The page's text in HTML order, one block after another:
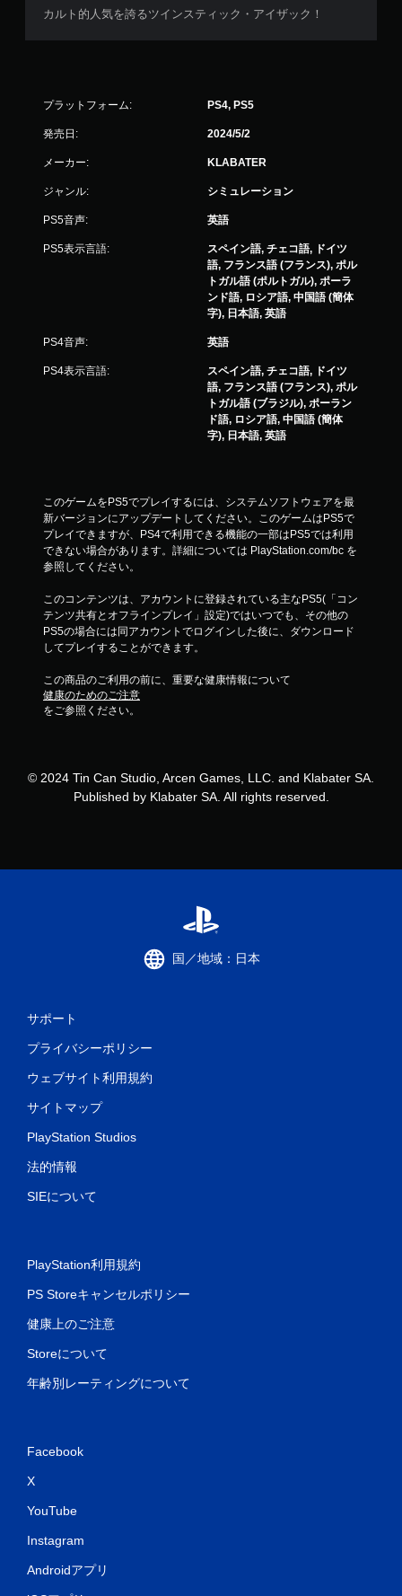
カルト的人気を誇るツインスティック・アイザック！
プラットフォーム: PS4, PS5
発売日: 2024/5/2
メーカー: KLABATER
ジャンル: シミュレーション
PS5音声: 英語
PS5表示言語:
スペイン語, チェコ語, ドイツ
語, フランス語 (フランス), ポル
トガル語 (ポルトガル), ポーラ
ンド語, ロシア語, 中国語 (簡体
字), 日本語, 英語
PS4音声: 英語
PS4表示言語:
スペイン語, チェコ語, ドイツ
語, フランス語 (フランス), ポル
トガル語 (ブラジル), ポーラン
ド語, ロシア語, 中国語 (簡体
字), 日本語, 英語
このゲームをPS5でプレイするには、システムソフトウェアを最
新バージョンにアップデートしてください。このゲームはPS5で
プレイできますが、PS4で利用できる機能の一部はPS5では利用
できない場合があります。詳細については PlayStation.com/bc を
参照してください。
このコンテンツは、アカウントに登録されている主なPS5(「コン
テンツ共有とオフラインプレイ」設定)ではいつでも、その他の
PS5の場合には同アカウントでログインした後に、ダウンロード
してプレイすることができます。
この商品のご利用の前に、重要な健康情報について
健康のためのご注意
をご参照ください。
© 2024 Tin Can Studio, Arcen Games, LLC. and Klabater SA.
Published by Klabater SA. All rights reserved.
国／地域：日本
サポート
プライバシーポリシー
ウェブサイト利用規約
サイトマップ
PlayStation Studios
法的情報
SIEについて
PlayStation利用規約
PS Storeキャンセルポリシー
健康上のご注意
Storeについて
年齢別レーティングについて
Facebook
X
YouTube
Instagram
Androidアプリ